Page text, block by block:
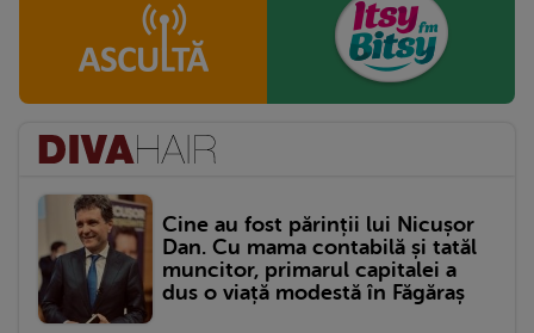
Cine au fost părinții lui Nicușor
Dan. Cu mama contabilă și tatăl
muncitor, primarul capitalei a
dus o viață modestă în Făgăraș